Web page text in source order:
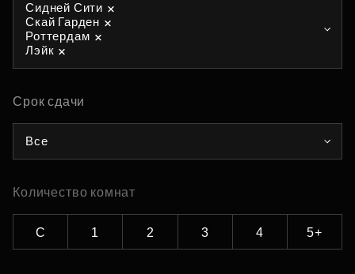
Сидней Сити
Скай Гарден
Роттердам
Лэйк
Срок сдачи
Все
Количество комнат
С 1 2 3 4 5+